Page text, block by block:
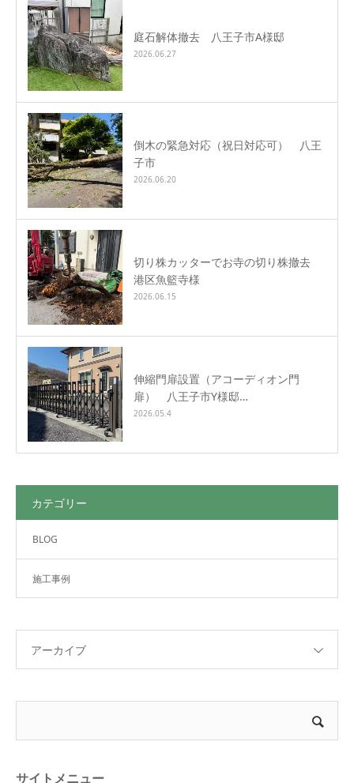
庭石解体撤去 八王子市A様邸
2026.06.27
倒木の緊急対応（祝日対応可） 八王
子市
2026.06.20
切り株カッターでお寺の切り株撤去
港区魚籃寺様
2026.06.15
伸縮門扉設置（アコーディオン門
扉） 八王子市Y様邸…
2026.05.4
カテゴリー
BLOG
施工事例
アーカイブ
サイトメニュー